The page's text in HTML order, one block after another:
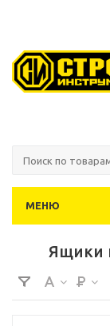
МЕНЮ
Ящики